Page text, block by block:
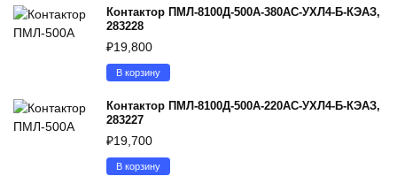
Контактор ПМЛ-8100Д-500А-380AC-УХЛ4-Б-КЭАЗ,
283228
₽19,800
В корзину
Контактор ПМЛ-8100Д-500А-220AC-УХЛ4-Б-КЭАЗ,
283227
₽19,700
В корзину